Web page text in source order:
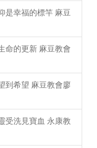
是幸福的標竿 麻豆
命的更新 麻豆教會
到希望 麻豆教會廖
受洗見寶血 永康教